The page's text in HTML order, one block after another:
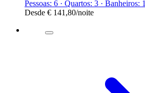
Pessoas: 6 · Quartos: 3 · Banheiros: 1
Desde € 141,80/noite